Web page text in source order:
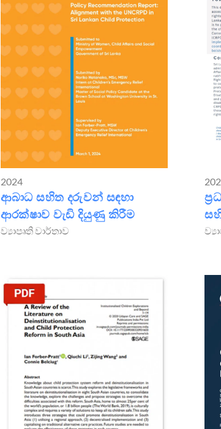
2024
ආබාධ සහිත දරුවන් සඳහා
ආරක්ෂාව වැඩි දියුණු කිරීම
ව්‍යාපෘති වාර්තාව